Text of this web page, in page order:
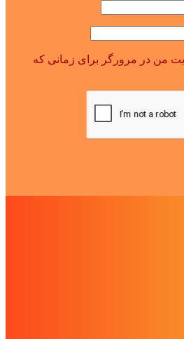
من در مرورگر برای زمانی که